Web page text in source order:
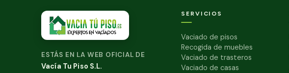
ESTÁS EN LA WEB OFICIAL DE
Vacía Tu Piso S.L.
SERVICIOS
Vaciado de pisos
Recogida de muebles
Vaciado de trasteros
Vaciado de casas